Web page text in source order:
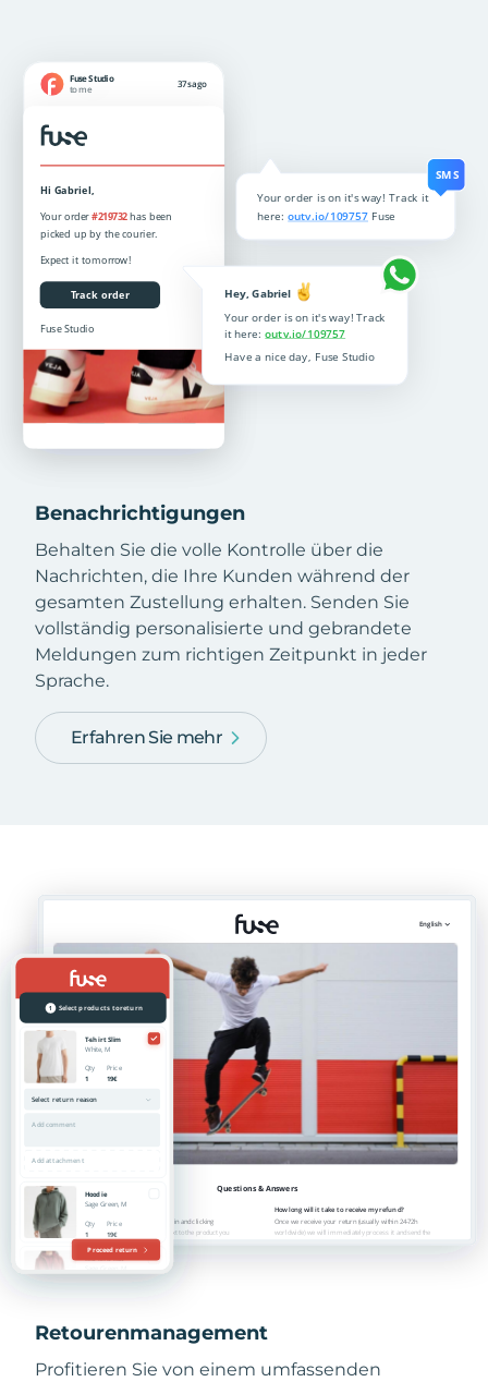
Benachrichtigungen
Behalten Sie die volle Kontrolle über die
Nachrichten, die Ihre Kunden während der
gesamten Zustellung erhalten. Senden Sie
vollständig personalisierte und gebrandete
Meldungen zum richtigen Zeitpunkt in jeder
Sprache.
Erfahren Sie mehr
Retourenmanagement
Profitieren Sie von einem umfassenden